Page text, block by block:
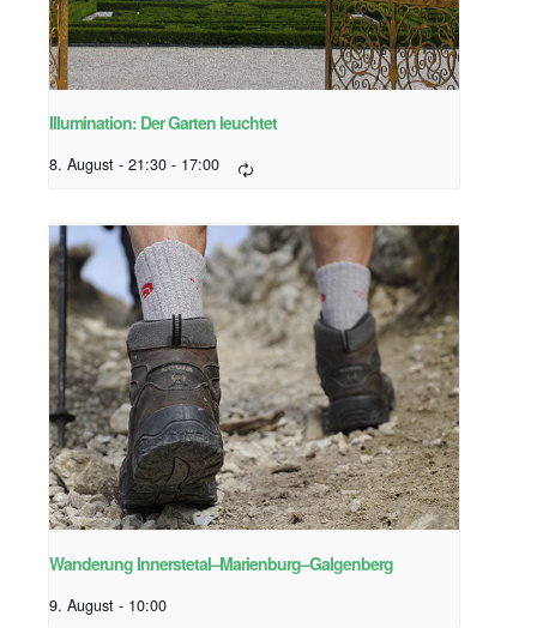
Illumination: Der Garten leuchtet
8. August - 21:30 - 17:00
Wanderung Innerstetal–Marienburg–Galgenberg
9. August - 10:00